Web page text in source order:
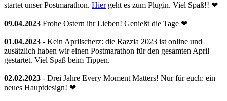
startet unser Postmarathon. Hiergeht es zum Plugin. Viel Spaß!! ❤
09.04.2023 Frohe Ostern ihr Lieben! Genießt die Tage ❤
01.04.2023 - Kein Aprilscherz: die Razzia 2023 ist online und
zusätzlich haben wir einen Postmarathon für den gesamten April
gestartet. Viel Spaß beim Tippen.
02.02.2023 - Drei Jahre Every Moment Matters! Nur für euch: ein
neues Hauptdesign! ❤